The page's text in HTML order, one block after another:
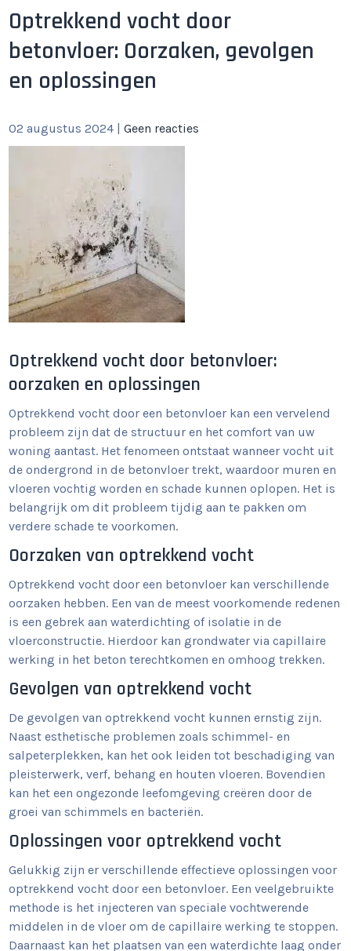
Optrekkend vocht door
betonvloer: Oorzaken, gevolgen
en oplossingen
02 augustus 2024 |Geen reacties
Optrekkend vocht door betonvloer:
oorzaken en oplossingen
Optrekkend vocht door een betonvloer kan een vervelend
probleem zijn dat de structuur en het comfort van uw
woning aantast. Het fenomeen ontstaat wanneer vocht uit
de ondergrond in de betonvloer trekt, waardoor muren en
vloeren vochtig worden en schade kunnen oplopen. Het is
belangrijk om dit probleem tijdig aan te pakken om
verdere schade te voorkomen.
Oorzaken van optrekkend vocht
Optrekkend vocht door een betonvloer kan verschillende
oorzaken hebben. Een van de meest voorkomende redenen
is een gebrek aan waterdichting of isolatie in de
vloerconstructie. Hierdoor kan grondwater via capillaire
werking in het beton terechtkomen en omhoog trekken.
Gevolgen van optrekkend vocht
De gevolgen van optrekkend vocht kunnen ernstig zijn.
Naast esthetische problemen zoals schimmel- en
salpeterplekken, kan het ook leiden tot beschadiging van
pleisterwerk, verf, behang en houten vloeren. Bovendien
kan het een ongezonde leefomgeving creëren door de
groei van schimmels en bacteriën.
Oplossingen voor optrekkend vocht
Gelukkig zijn er verschillende effectieve oplossingen voor
optrekkend vocht door een betonvloer. Een veelgebruikte
methode is het injecteren van speciale vochtwerende
middelen in de vloer om de capillaire werking te stoppen.
Daarnaast kan het plaatsen van een waterdichte laag onder